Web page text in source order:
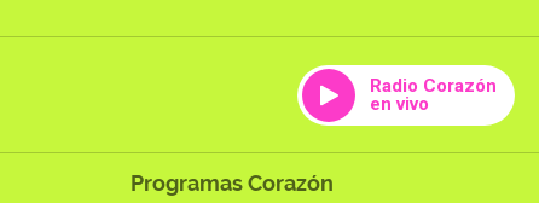
Radio Corazón
en vivo
Programas Corazón